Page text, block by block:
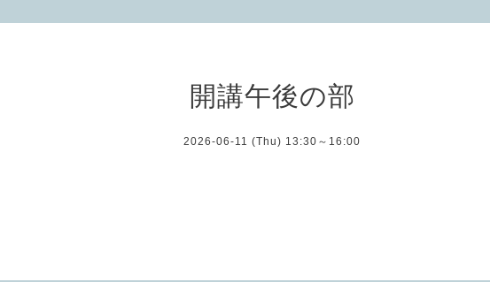
開講午後の部
2026-06-11 (Thu) 13:30～16:00